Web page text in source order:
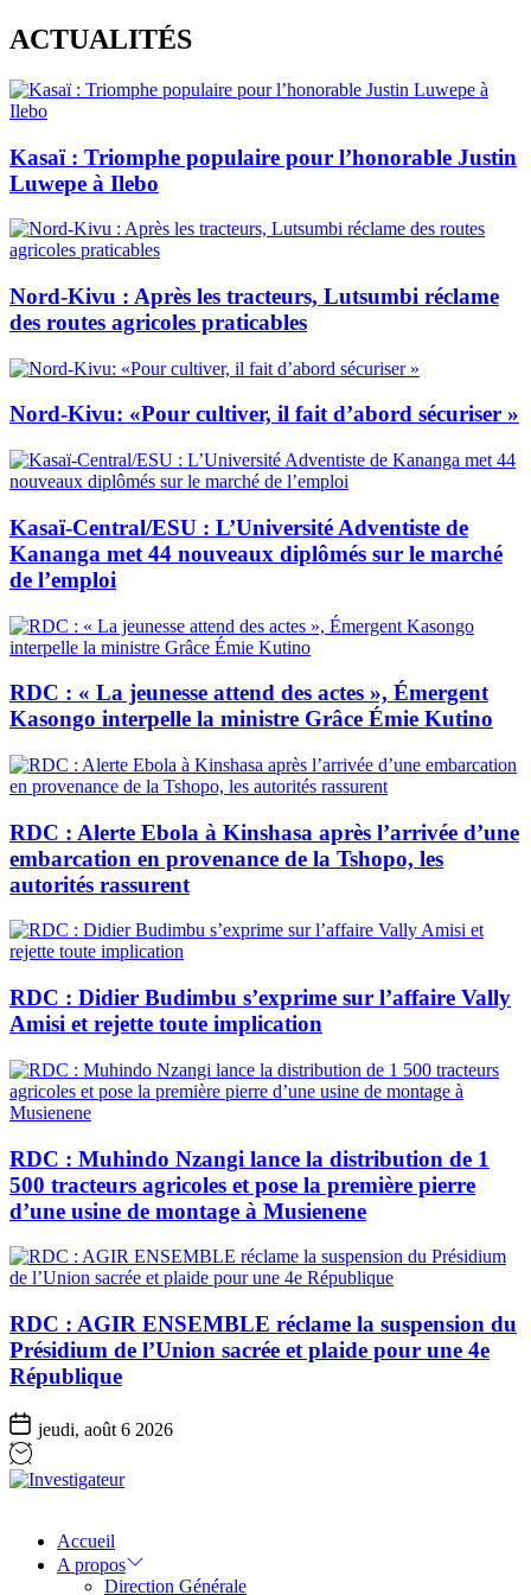
Skip
to
content
ACTUALITÉS
Kasaï : Triomphe populaire pour l’honorable Justin
Luwepe à Ilebo
Nord-Kivu : Après les tracteurs, Lutsumbi réclame
des routes agricoles praticables
Nord-Kivu: «Pour cultiver, il fait d’abord sécuriser »
Kasaï-Central/ESU : L’Université Adventiste de
Kananga met 44 nouveaux diplômés sur le marché
de l’emploi
RDC : « La jeunesse attend des actes », Émergent
Kasongo interpelle la ministre Grâce Émie Kutino
RDC : Alerte Ebola à Kinshasa après l’arrivée d’une
embarcation en provenance de la Tshopo, les
autorités rassurent
RDC : Didier Budimbu s’exprime sur l’affaire Vally
Amisi et rejette toute implication
RDC : Muhindo Nzangi lance la distribution de 1
500 tracteurs agricoles et pose la première pierre
d’une usine de montage à Musienene
RDC : AGIR ENSEMBLE réclame la suspension du
Présidium de l’Union sacrée et plaide pour une 4e
République
jeudi, août 6 2026
Accueil
A propos
Direction Générale